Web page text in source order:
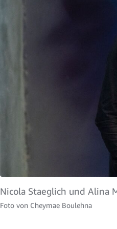
Nicola Staeglich und Alina
Foto von Cheymae Boulehna